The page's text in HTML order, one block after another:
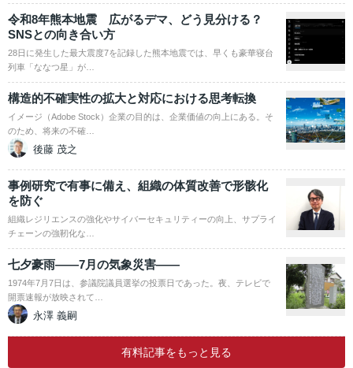
令和8年熊本地震 広がるデマ、どう見分ける？
SNSとの向き合い方
28日に発生した最大震度7を記録した熊本地震では、早くも豪華寝台
列車「ななつ星」が…
構造的不確実性の拡大と対応における思考転換
イメージ（Adobe Stock）企業の目的は、企業価値の向上にある。そ
のため、将来の不確…
後藤 茂之
事例研究で有事に備え、組織の体質改善で形骸化
を防ぐ
組織レジリエンスの強化やサイバーセキュリティーの向上、サプライ
チェーンの強靭化な…
七夕豪雨――7月の気象災害――
1974年7月7日は、参議院議員選挙の投票日であった。夜、テレビで
開票速報が放映されて…
永澤 義嗣
有料記事をもっと見る